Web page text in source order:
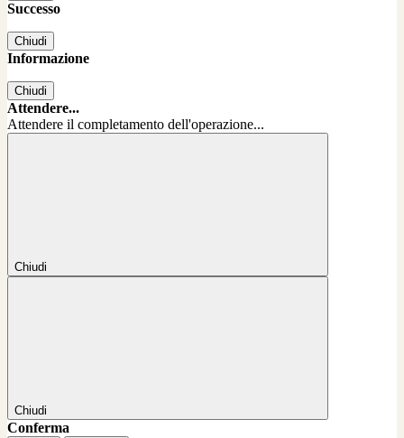
Successo
Chiudi
Informazione
Chiudi
Attendere...
Attendere il completamento dell'operazione...
Chiudi
Chiudi
Conferma